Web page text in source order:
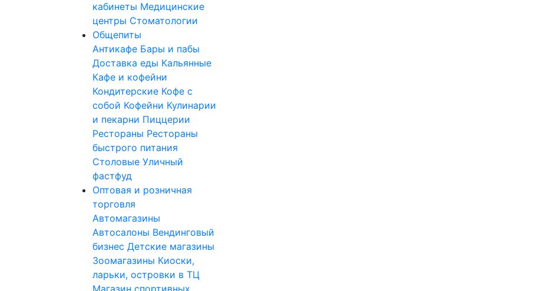
кабинеты Медицинские
центры Стоматологии
Общепиты
Антикафе Бары и пабы
Доставка еды Кальянные
Кафе и кофейни
Кондитерские Кофе с
собой Кофейни Кулинарии
и пекарни Пиццерии
Рестораны Рестораны
быстрого питания
Столовые Уличный
фастфуд
Оптовая и розничная
торговля
Автомагазины
Автосалоны Вендинговый
бизнес Детские магазины
Зоомагазины Киоски,
ларьки, островки в ТЦ
Магазин спортивных